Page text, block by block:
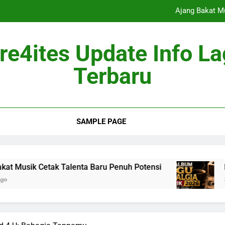
Ajang Bakat
Industri
Update Info
Terbaru
SAMPLE PAGE
Talenta Baru Penuh Potensi Berita Musik
3 Months Ago